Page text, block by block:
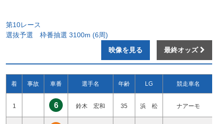
第10レース
選抜予選 枠番抽選 3100m (6周)
映像を見る
最終オッズ
着 事故 車番 選手名 年齢 LG 競走車名
1 6 鈴木 宏和 35 浜 松 ナアーモ